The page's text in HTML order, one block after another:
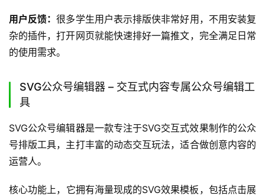
用户反馈：很多学生用户表示排版侠非常好用，不用安装复
杂的插件，打开网页就能快速排好一篇推文，完全满足日常
的使用需求。
SVG公众号编辑器 – 交互式内容专属公众号编辑工
具
SVG公众号编辑器是一款专注于SVG交互式效果制作的公众
号排版工具，主打丰富的动态交互玩法，适合做创意内容的
运营人。
核心功能上，它拥有海量现成的SVG效果模板，包括点击展